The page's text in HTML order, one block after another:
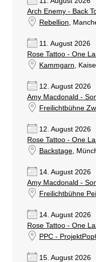
Arch Enemy - Back
Rebellion ,
11. August 2026
Rose Tattoo - One
Kammgarn ,
12. August 2026
Amy Macdonald -
Freilichtbühne
12. August 2026
Rose Tattoo - One
Backstage,
14. August 2026
Amy Macdonald -
Freilichtbühne
14. August 2026
Rose Tattoo - One
PPC -
15. August 2026